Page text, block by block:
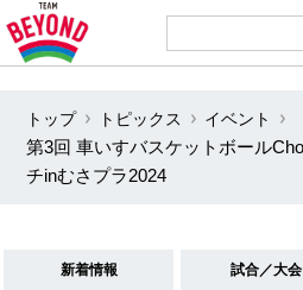
トップ トピックス
イベント
第3回 車いすバスケットボール
チinむさプラ2024
新着情報 試合／大会